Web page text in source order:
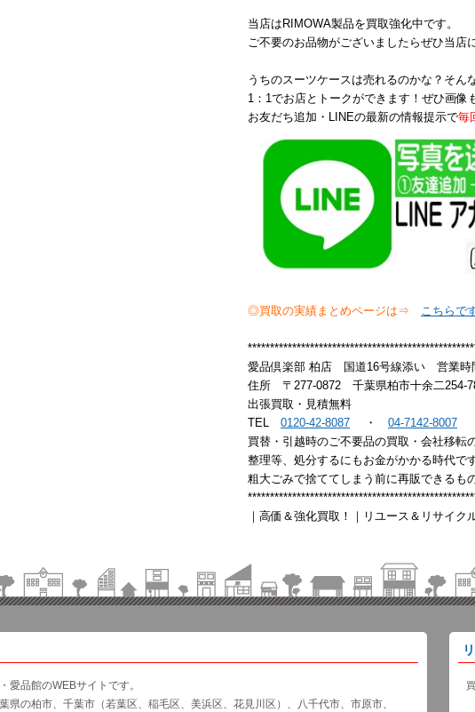
当店はRIMOWA製品を買取強化中です。
ご不要のお品物がございましたらぜひ当店
うちのスーツケースは売れるのかな？そん
1：1でお店とトークができます！ぜひ画像
お友だち追加・LINEの最新の情報提示で毎
◎買取の実績まとめページは⇒ こちらで
愛品倶楽部 柏店 国道16号線添い 営業時
住所 〒277-0872 千葉県柏市十余二254-
出張買取・見積無料
TEL 0120-42-8087 ・ 04-7142-8007
買替・引越時のご不要品の買取・会社移転
整理等、処分するにもお金がかかる時代です
粗大ごみで捨ててしまう前に再販できるも
｜高価＆強化買取！｜リユース＆リサ
愛品館のWEBサイトです。
県の柏市、千葉市（若葉区、稲毛区、美浜区、花見川区）、八千代市、市原市、